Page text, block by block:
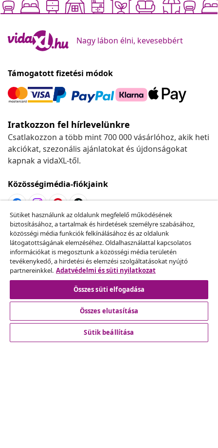
Nagy lábon élni, kevesebbért
Támogatott fizetési módok
Iratkozzon fel hírlevelünkre
Csatlakozzon a több mint 700 000 vásárlóhoz, akik heti
akciókat, szezonális ajánlatokat és újdonságokat
kapnak a vidaXL-től.
Közösségimédia-fiókjaink
Szerződéstől való elállás
Küldj be egy rendelés lemondására vonatkozó
kérelmet.
Szerződéstől való elállás
Ügyfélszolgálat
Sütiket használunk az oldalunk megfelelő működésének
biztosításához, a tartalmak és hirdetések személyre szabásához,
közösségi média funkciók felkínálásához és az oldalunk
látogatottságának elemzéséhez. Oldalhasználattal kapcsolatos
információkat is megosztunk a közösségi média területén
tevékenykedő, a hirdetési és elemzési szolgáltatásokat nyújtó
partnereinkkel. Adatvédelmi és süti nyilatkozat
Összes süti elfogadása
Összes elutasítása
Sütik beállítása